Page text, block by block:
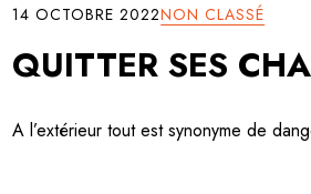
14 OCTOBRE 2022NON CLASSÉ
QUITTER SES
A l’extérieur tout est synonyme de